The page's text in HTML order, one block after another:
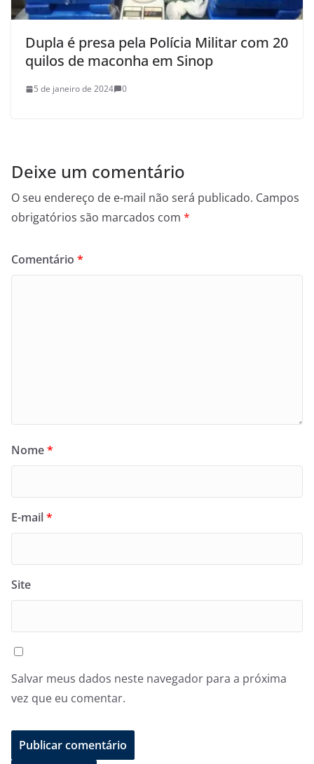
Dupla é presa pela Polícia Militar com 20
quilos de maconha em Sinop
5 de janeiro de 2024 0
Deixe um comentário
O seu endereço de e-mail não será publicado. Campos
obrigatórios são marcados com *
Comentário *
Nome*
E-mail*
Site
Salvar meus dados neste navegador para a próxima
vez que eu comentar.